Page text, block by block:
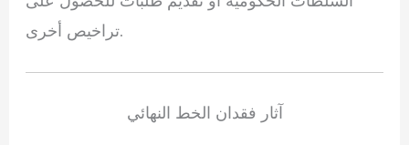
تراخيص أخرى.
آثار فقدان الخط النهائي